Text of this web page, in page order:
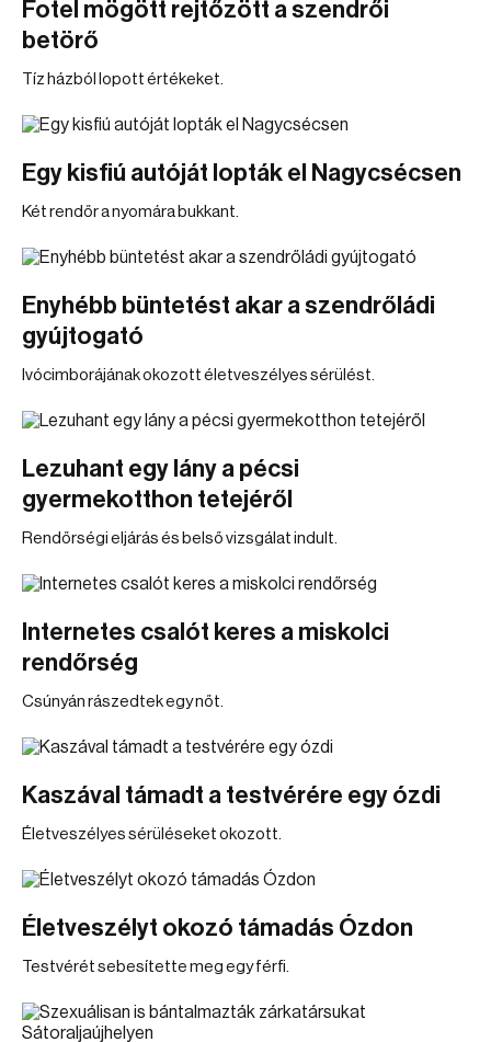
Fotel mögött rejtőzött a szendrői
betörő
Tíz házból lopott értékeket.
Egy kisfiú autóját lopták el Nagycsécsen
Két rendőr a nyomára bukkant.
Enyhébb büntetést akar a szendrőládi
gyújtogató
Ivócimborájának okozott életveszélyes sérülést.
Lezuhant egy lány a pécsi
gyermekotthon tetejéről
Rendőrségi eljárás és belső vizsgálat indult.
Internetes csalót keres a miskolci
rendőrség
Csúnyán rászedtek egy nőt.
Kaszával támadt a testvérére egy ózdi
Életveszélyes sérüléseket okozott.
Életveszélyt okozó támadás Ózdon
Testvérét sebesítette meg egy férfi.